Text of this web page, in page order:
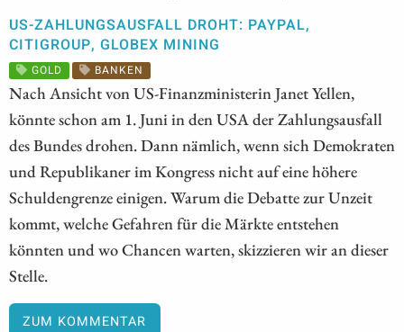
US-ZAHLUNGSAUSFALL DROHT: PAYPAL,
CITIGROUP, GLOBEX MINING
GOLD BANKEN
Nach Ansicht von US-Finanzministerin Janet Yellen,
könnte schon am 1. Juni in den USA der Zahlungsausfall
des Bundes drohen. Dann nämlich, wenn sich Demokraten
und Republikaner im Kongress nicht auf eine höhere
Schuldengrenze einigen. Warum die Debatte zur Unzeit
kommt, welche Gefahren für die Märkte entstehen
könnten und wo Chancen warten, skizzieren wir an dieser
Stelle.
ZUM KOMMENTAR